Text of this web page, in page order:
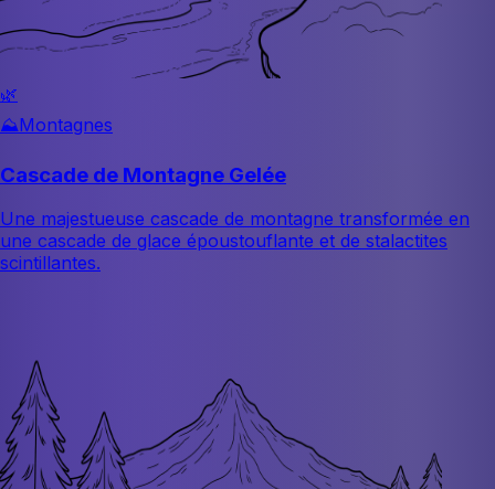
🌿
⛰️Montagnes
Cascade de Montagne Gelée
Une majestueuse cascade de montagne transformée en
une cascade de glace époustouflante et de stalactites
scintillantes.